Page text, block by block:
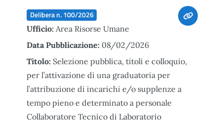
Delibera n. 100/2026
Ufficio: Area Risorse Umane
Data Pubblicazione: 08/02/2026
Titolo: Selezione pubblica, titoli e colloquio,
per l’attivazione di una graduatoria per
l’attribuzione di incarichi e/o supplenze a
tempo pieno e determinato a personale
Collaboratore Tecnico di Laboratorio